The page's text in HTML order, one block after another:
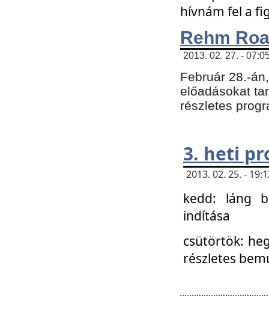
hívnám fel a
Rehm
2013. 02. 27. -
Február 28.-
előadásokat
részletes
3. heti
2013. 02. 25. -
kedd: láng
indítása
csütörtök:
részletes